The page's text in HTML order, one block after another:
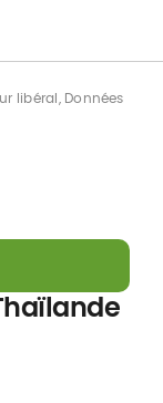
libéral, Données